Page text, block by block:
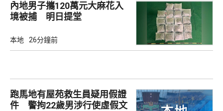
內地男子攜120萬元大麻花入
境被捕 明日提堂
本地 26分鐘前
跑馬地有屋苑救生員疑用假證
件 警拘22歲男涉行使虛假文